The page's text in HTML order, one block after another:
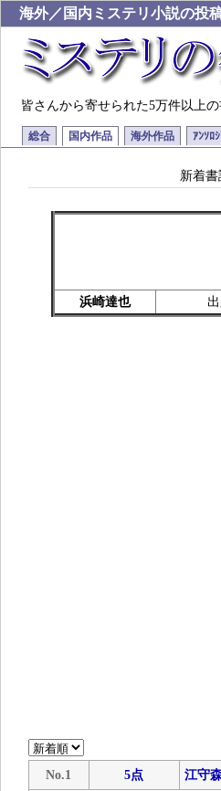
海外／国内ミステリ小説の投
皆さんから寄せられた5万件以上
総合 国内作品 海外作品 ｱﾝｿﾛ
新着書
浜崎達也
No.1 5点 江守